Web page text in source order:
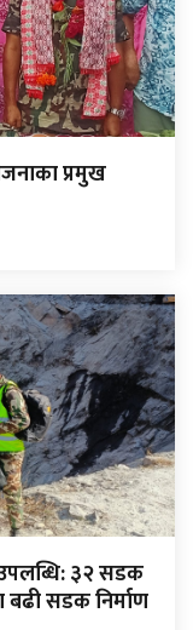
प्रमुख
३२ सडक
सडक निर्माण